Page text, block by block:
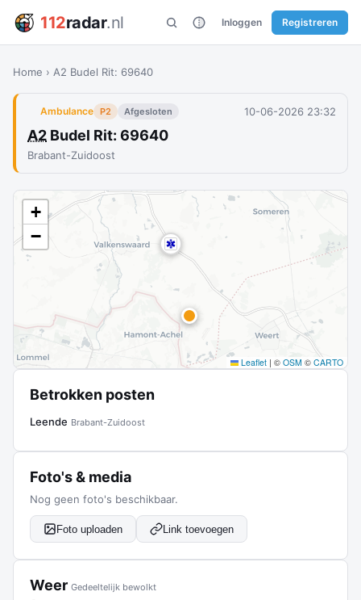
112radar.nl Inloggen Registreren
Home › A2 Budel Rit: 69640
Ambulance P2 Afgesloten 10-06-2026 23:32
A2 Budel Rit: 69640
Brabant-Zuidoost
+
−
Leaflet | © OSM © CARTO
Betrokken posten
Leende Brabant-Zuidoost
Foto's & media
Nog geen foto's beschikbaar.
Foto uploaden Link toevoegen
Weer Gedeeltelijk bewolkt